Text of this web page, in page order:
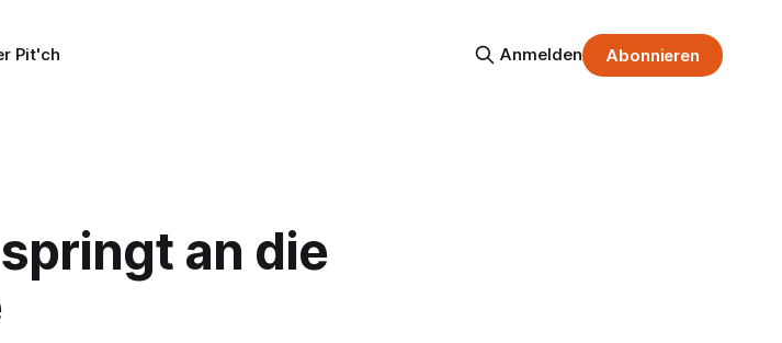
Pit'ch Anmelden Abonnieren
an die